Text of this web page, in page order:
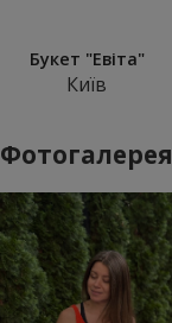
Букет "Евіта"
Київ
Фотогалерея